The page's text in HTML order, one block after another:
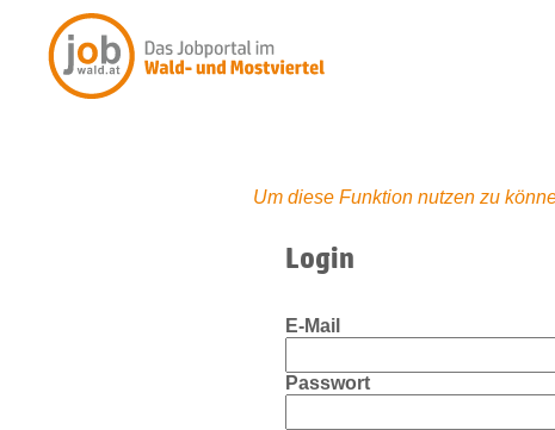
Um diese Funktion nutzen zu
Login
E-Mail
Passwort